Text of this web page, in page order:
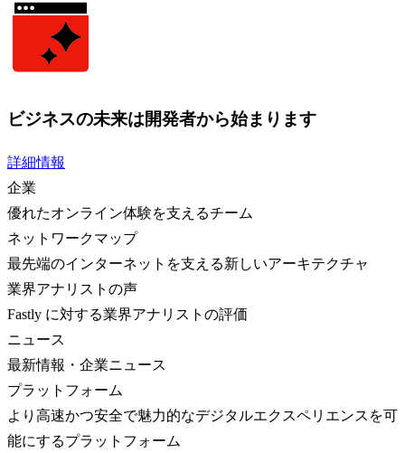
ビジネスの未来は開発者から始まります
詳細情報
企業
優れたオンライン体験を支えるチーム
ネットワークマップ
最先端のインターネットを支える新しいアーキテクチャ
業界アナリストの声
Fastly に対する業界アナリストの評価
ニュース
最新情報・企業ニュース
プラットフォーム
より高速かつ安全で魅力的なデジタルエクスペリエンスを可
能にするプラットフォーム